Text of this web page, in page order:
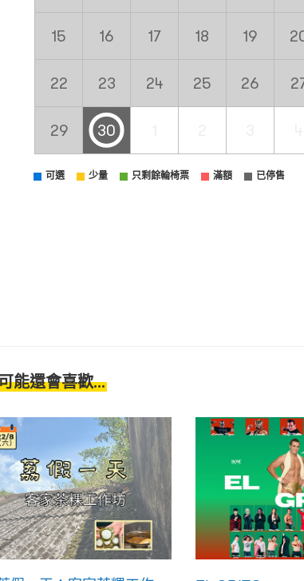
15 16 17 18 19
22 23 24 25 26
29 30
可選 少量 只剩餘輪椅票 滿額 已停售
能還會喜歡...